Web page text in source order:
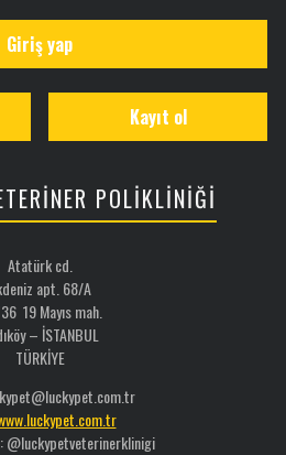
Giriş yap
Kayıt ol
POLİKLİNİĞİ
Atatürk cd.
apt. 68/A
19 Mayıs mah.
– İSTANBUL
TÜRKİYE
@luckypetveterinerklinigi